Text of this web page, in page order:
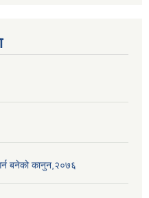
बनेको कानुन,२०७६